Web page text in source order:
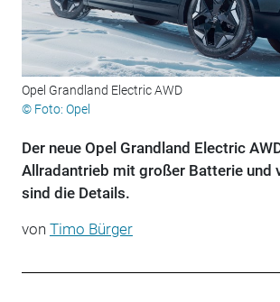
Opel Grandland Electric AWD
© Foto: Opel
Der neue Opel Grandland Electric
Allradantrieb mit großer Batterie und
sind die Details.
von Timo Bürger